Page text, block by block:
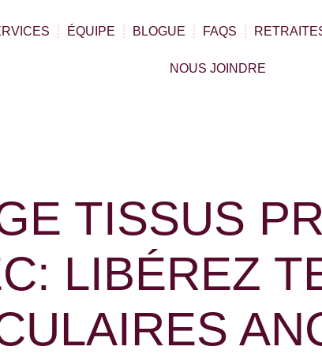
ÉQUIPE BLOGUE FAQS
NOUS JOINDRE
TISSUS
LIBÉREZ